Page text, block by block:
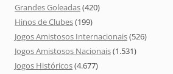
Grandes Goleadas(420)
Hinos de Clubes(199)
Jogos Amistosos Internacionais(526)
Jogos Amistosos Nacionais(1.531)
Jogos Históricos(4.677)